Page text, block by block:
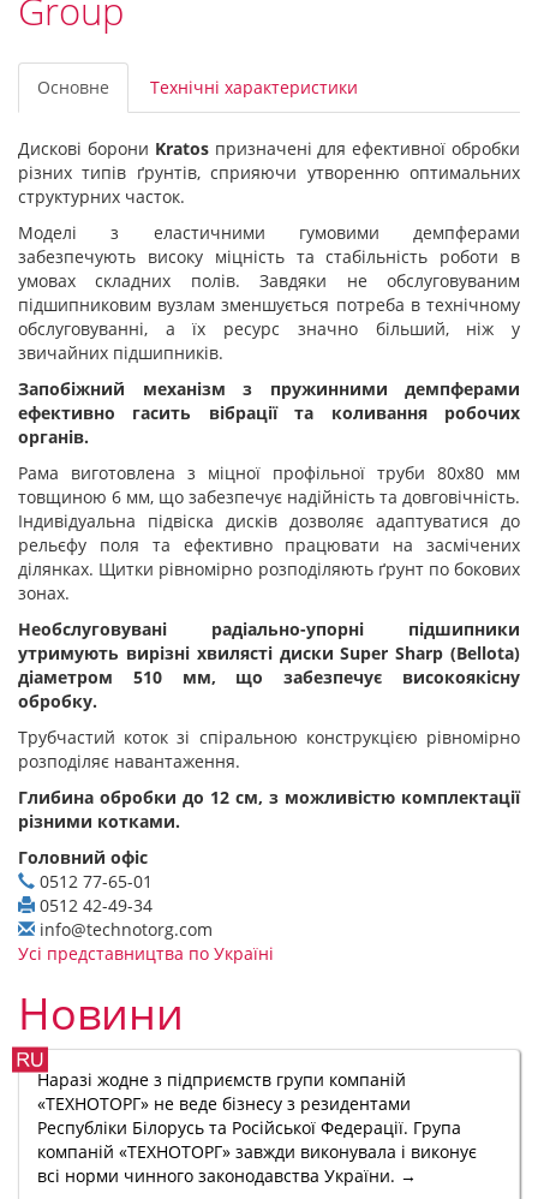
Group
Основне Технічні характеристики
Дискові борони Kratosпризначені для ефективної обробки
різних типів ґрунтів, сприяючи утворенню оптимальних
структурних часток.
Моделі з еластичними гумовими демпферами
забезпечують високу міцність та стабільність роботи в
умовах складних полів. Завдяки не обслуговуваним
підшипниковим вузлам зменшується потреба в технічному
обслуговуванні, а їх ресурс значно більший, ніж у
звичайних підшипників.
Запобіжний механізм з пружинними демпферами
ефективно гасить вібрації та коливання робочих
органів.
Рама виготовлена з міцної профільної труби 80х80 мм
товщиною 6 мм, що забезпечує надійність та довговічність.
Індивідуальна підвіска дисків дозволяє адаптуватися до
рельєфу поля та ефективно працювати на засмічених
ділянках. Щитки рівномірно розподіляють ґрунт по бокових
зонах.
Необслуговувані радіально-упорні підшипники
утримують вирізні хвилясті диски Super Sharp (Bellota)
діаметром 510 мм, що забезпечує високоякісну
обробку.
Трубчастий коток зі спіральною конструкцією рівномірно
розподіляє навантаження.
Глибина обробки до 12 см, з можливістю комплектації
різними котками.
Головний офіс
0512 77-65-01
0512 42-49-34
info@technotorg.com
Усі представництва по Україні
Новини
Наразі жодне з підприємств групи компаній
«ТЕХНОТОРГ» не веде бізнесу з резидентами
Республіки Білорусь та Російської Федерації. Група
компаній «ТЕХНОТОРГ» завжди виконувала і виконує
всі норми чинного законодавства України. →